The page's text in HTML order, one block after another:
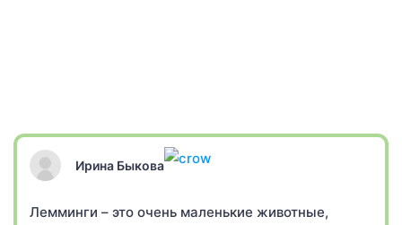
Ирина Быкова
Лемминги – это очень маленькие животные,